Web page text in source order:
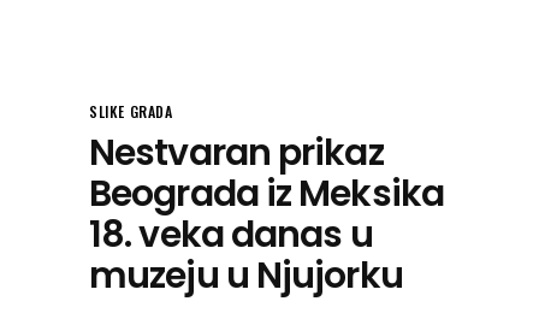
SLIKE GRADA
Nestvaran prikaz
Beograda iz Meksika
18. veka danas u
muzeju u Njujorku